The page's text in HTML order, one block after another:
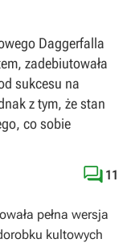
Daggerfalla
zadebiutowała
sukcesu na
z tym, że stan
co sobie
 11
pełna wersja
kultowych